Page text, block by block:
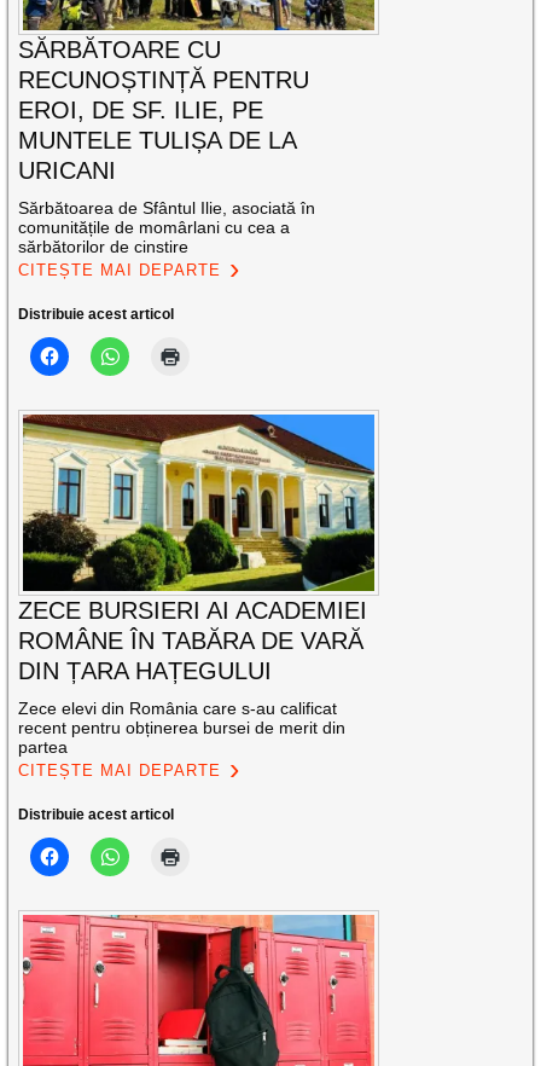
SĂRBĂTOARE CU
RECUNOȘTINȚĂ PENTRU
EROI, DE SF. ILIE, PE
MUNTELE TULIȘA DE LA
URICANI
Sărbătoarea de Sfântul Ilie, asociată în
comunitățile de momârlani cu cea a
sărbătorilor de cinstire
CITEȘTE MAI DEPARTE
Distribuie acest articol
ZECE BURSIERI AI ACADEMIEI
ROMÂNE ÎN TABĂRA DE VARĂ
DIN ȚARA HAȚEGULUI
Zece elevi din România care s-au calificat
recent pentru obținerea bursei de merit din
partea
CITEȘTE MAI DEPARTE
Distribuie acest articol